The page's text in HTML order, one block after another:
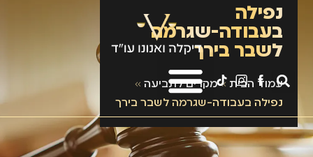
נפילה
בעבודה-שגרמה
לשבר בירך
עמוד הבית»מקרים לתביעה»
נפילה בעבודה-שגרמה לשבר בירך